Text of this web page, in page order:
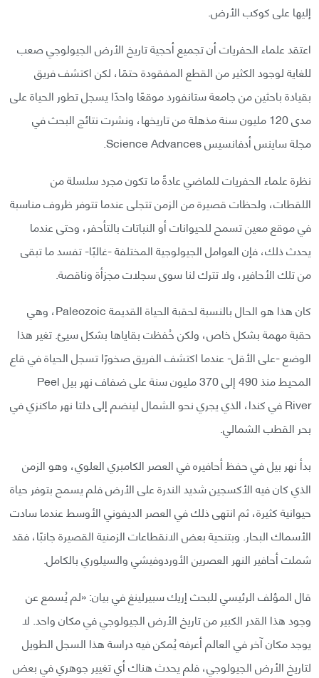
إليها على كوكب الأرض.
اعتقد علماء الحفريات أن تجميع أحجية تاريخ الأرض الجيولوجي صعب
للغاية لوجود الكثير من القطع المفقودة حتمًا، لكن اكتشف فريق
بقيادة باحثين من جامعة ستانفورد موقعًا واحدًا يسجل تطور الحياة على
مدى 120 مليون سنة مذهلة من تاريخها، ونشرت نتائج البحث في
مجلة ساينس أدفانسيس Science Advances.
نظرة علماء الحفريات للماضي عادةً ما تكون مجرد سلسلة من
اللقطات، ولحظات قصيرة من الزمن تتجلى عندما تتوفر ظروف مناسبة
في موقع معين تسمح للحيوانات أو النباتات بالتأحفر، وحتى عندما
يحدث ذلك، فإن العوامل الجيولوجية المختلفة -غالبًا- تفسد ما تبقى
من تلك الأحافير، ولا تترك لنا سوى سجلات مجزأة وناقصة.
كان هذا هو الحال بالنسبة لحقبة الحياة القديمة Paleozoic، وهي
حقبة مهمة بشكل خاص، ولكن حُفظت بقاياها بشكل سيئ. تغير هذا
الوضع -على الأقل- عندما اكتشف الفريق صخورًا تسجل الحياة في قاع
المحيط منذ 490 إلى 370 مليون سنة على ضفاف نهر بيل Peel
River في كندا، الذي يجري نحو الشمال لينضم إلى دلتا نهر ماكنزي في
بحر القطب الشمالي.
بدأ نهر بيل في حفظ أحافيره في العصر الكامبري العلوي، وهو الزمن
الذي كان فيه الأكسجين شديد الندرة على الأرض فلم يسمح بتوفر حياة
حيوانية كثيرة، ثم انتهى ذلك في العصر الديفوني الأوسط عندما سادت
الأسماك البحار. وبتنحية بعض الانقطاعات الزمنية القصيرة جانبًا، فقد
شملت أحافير النهر العصرين الأوردوفيشي والسيلوري بالكامل.
قال المؤلف الرئيسي للبحث إريك سبيرلينغ في بيان: «لم يُسمع عن
وجود هذا القدر الكبير من تاريخ الأرض الجيولوجي في مكان واحد. لا
يوجد مكان آخر في العالم أعرفه يُمكن فيه دراسة هذا السجل الطويل
لتاريخ الأرض الجيولوجي، فلم يحدث هناك أي تغيير جوهري في بعض